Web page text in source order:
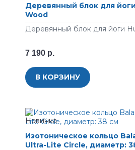
Деревянный блок для
Wood
Деревянный блок для йоги
7 190 р.
В КОРЗИНУ
Изотоническое кольцо
Ultra-Lite Circle, диаметр: